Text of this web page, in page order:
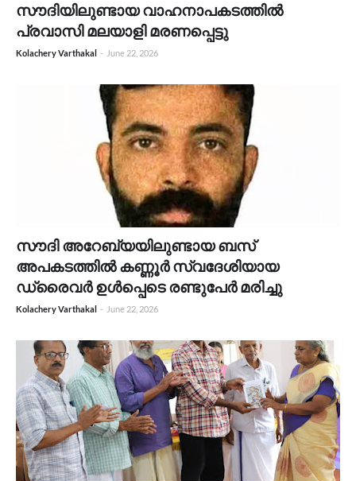
സൗദിയിലുണ്ടായ വാഹനാപകടത്തിൽ
പ്രവാസി മലയാളി മരണപ്പെട്ടു
Kolachery Varthakal - June 22, 2026
സൗദി അറേബ്യയിലുണ്ടായ ബസ്
അപകടത്തിൽ കണ്ണൂര്‍ സ്വദേശിയായ
ഡ്രൈവർ ഉള്‍പ്പെടെ രണ്ടുപേർ മരിച്ചു
Kolachery Varthakal - June 22, 2026